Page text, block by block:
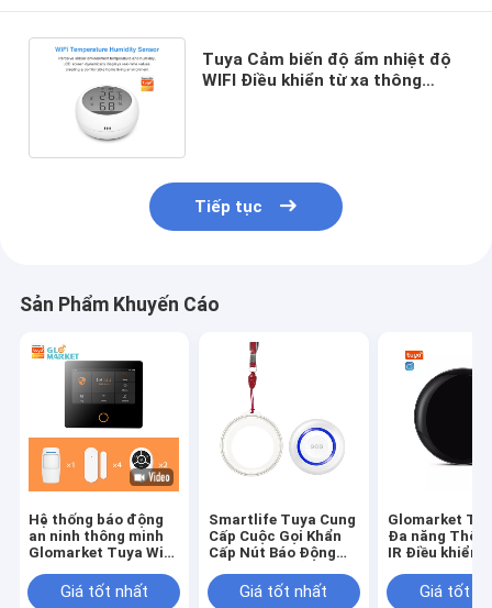
Tuya Cảm biến độ ẩm nhiệt độ
WIFI Điều khiển từ xa thông
Tiếp tục
Sản Phẩm Khuyến Cáo
Hệ thống báo động
an ninh thông minh
Glomarket Tuya Wifi
hợp còi báo động
Giá tốt nhất
Smartlife Tuya Cung
Cấp Cuộc Gọi Khẩn
Cấp Nút Báo Động
Xa Nút Hoảng Loạn
Sos Dành Cho Người
Giá tốt nhất
Glomarket
Đa năng
IR Điều khiển
minh Hoạt
Google Alexa
Giá tốt